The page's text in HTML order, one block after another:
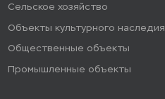
Сельское хозяйство
Объекты культурного наследия
Общественные объекты
Промышленные объекты